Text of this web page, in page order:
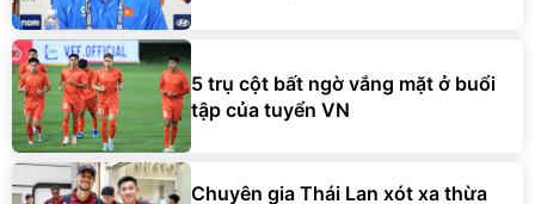
5 trụ cột bất ngờ vắng mặt ở buổi
tập của tuyển VN
Chuyên gia Thái Lan xót xa thừa